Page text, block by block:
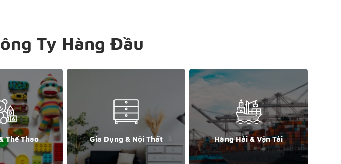
Ty Hàng Đầu
Thể Thao Gia Dụng & Nội Thất Hàng Hải & Vận Tải